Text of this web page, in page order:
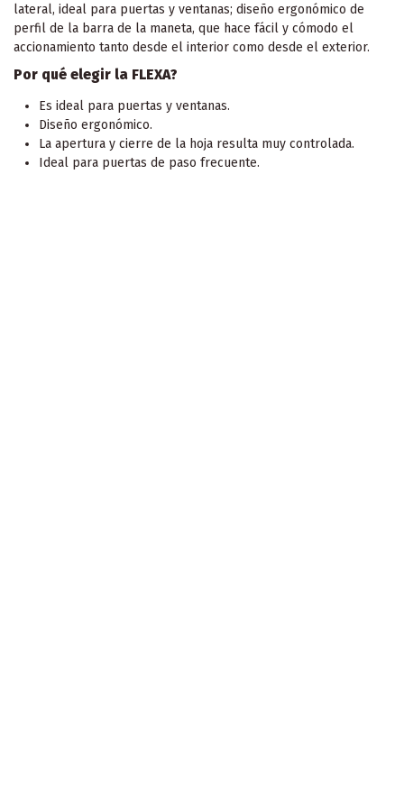
lateral, ideal para puertas y ventanas; diseño ergonómico de
perfil de la barra de la maneta, que hace fácil y cómodo el
accionamiento tanto desde el interior como desde el exterior.
Por qué elegir la FLEXA?
Es ideal para puertas y ventanas.
Diseño ergonómico.
La apertura y cierre de la hoja resulta muy controlada.
Ideal para puertas de paso frecuente.